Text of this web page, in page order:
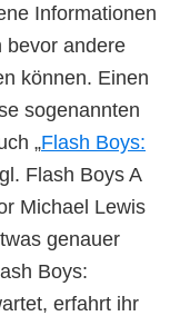
Informationen
bevor andere
können. Einen
sogenannten
„Flash Boys:
Flash Boys A
Michael Lewis
genauer
Boys:
erfahrt ihr